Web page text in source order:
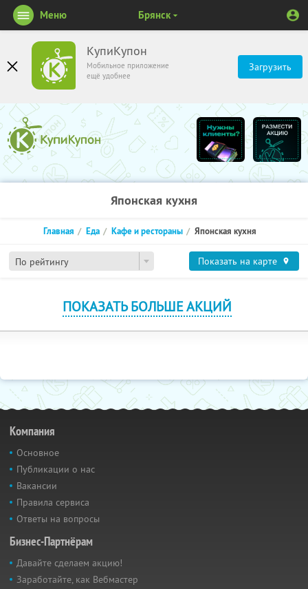
КупиКупон
Мобильное приложение
ещё удобнее
Загрузить
Меню Брянск
Японская кухня
По рейтингу
Главная Еда Кафе и рестораны Японская кухня
Показать на карте
ПОКАЗАТЬ БОЛЬШЕ АКЦИЙ
Компания
Основное
Публикации о нас
Вакансии
Правила сервиса
Ответы на вопросы
Бизнес-Партнёрам
Давайте сделаем акцию!
Заработайте, как Вебмастер